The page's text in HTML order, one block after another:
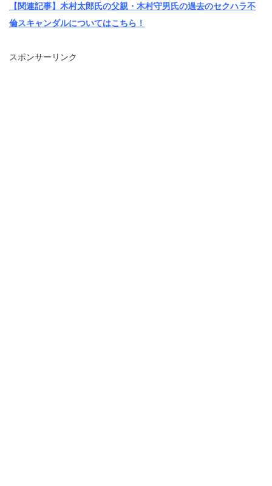
【関連記事】木村太郎氏の父親・木村守男氏の過去のセクハラ不
倫スキャンダルについてはこちら！
スポンサーリンク